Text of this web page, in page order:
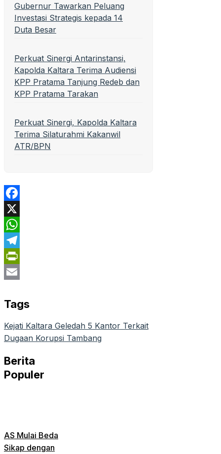
Gubernur Tawarkan Peluang
Investasi Strategis kepada 14
Duta Besar
Perkuat Sinergi Antarinstansi,
Kapolda Kaltara Terima Audiensi
KPP Pratama Tanjung Redeb dan
KPP Pratama Tarakan
Perkuat Sinergi, Kapolda Kaltara
Terima Silaturahmi Kakanwil
ATR/BPN
Facebook
X
WhatsApp
Telegram
PrintFriendly
Tags
Kejati Kaltara Geledah 5 Kantor Terkait
Dugaan Korupsi Tambang
Berita
Populer
AS Mulai Beda
Sikap dengan